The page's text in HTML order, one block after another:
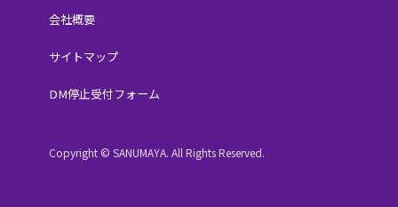
会社概要
サイトマップ
DM停止受付フォーム
Copyright © SANUMAYA. All Rights Reserved.